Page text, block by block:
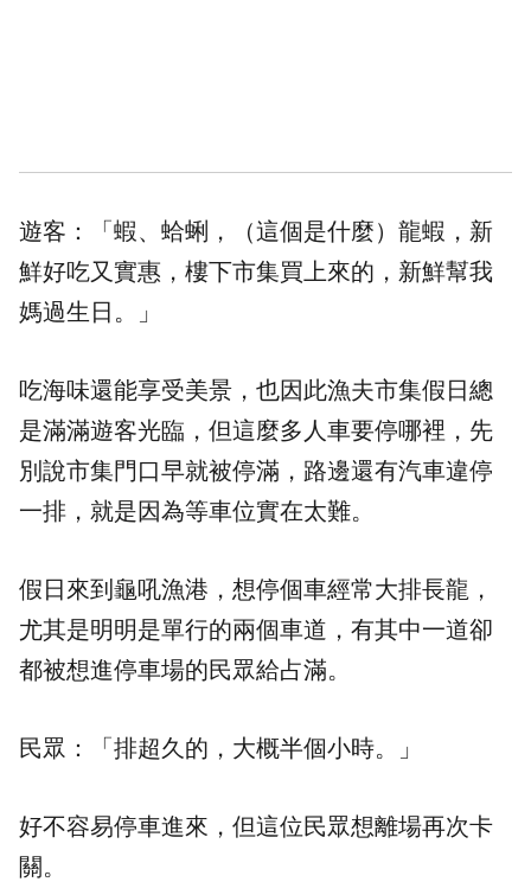
遊客：「蝦、蛤蜊，（這個是什麼）龍蝦，新
鮮好吃又實惠，樓下市集買上來的，新鮮幫我
媽過生日。」
吃海味還能享受美景，也因此漁夫市集假日總
是滿滿遊客光臨，但這麼多人車要停哪裡，先
別說市集門口早就被停滿，路邊還有汽車違停
一排，就是因為等車位實在太難。
假日來到 龜吼漁港 ，想停個車經常大排長龍，
尤其是明明是單行的兩個車道，有其中一道卻
都被想進停車場的民眾給占滿。
民眾：「排超久的，大概半個小時。」
好不容易停車進來，但這位民眾想離場再次卡
關。